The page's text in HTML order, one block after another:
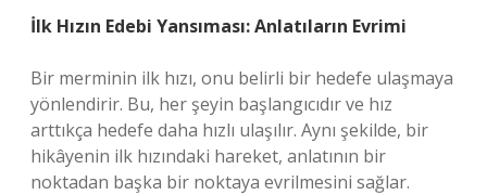
İlk Hızın Edebi Yansıması: Anlatıların Evrimi
Bir merminin ilk hızı, onu belirli bir hedefe ulaşmaya
yönlendirir. Bu, her şeyin başlangıcıdır ve hız
arttıkça hedefe daha hızlı ulaşılır. Aynı şekilde, bir
hikâyenin ilk hızındaki hareket, anlatının bir
noktadan başka bir noktaya evrilmesini sağlar.